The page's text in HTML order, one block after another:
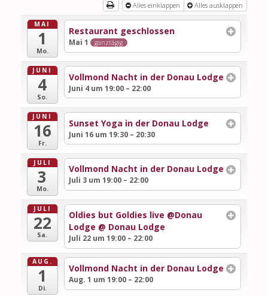
Alles einklappen Alles ausklappen
MAI
1
Mo.
Restaurant geschlossen
Mai 1 ganztägig
JUNI
4
So.
Vollmond Nacht in der Donau Lodge
Juni 4 um 19:00 – 22:00
JUNI
16
Fr.
Sunset Yoga in der Donau Lodge
Juni 16 um 19:30 – 20:30
JULI
3
Mo.
Vollmond Nacht in der Donau Lodge
Juli 3 um 19:00 – 22:00
JULI
22
Sa.
Oldies but Goldies live @Donau
Lodge @ Donau Lodge
Juli 22 um 19:00 – 22:00
AUG.
1
Di.
Vollmond Nacht in der Donau Lodge
Aug. 1 um 19:00 – 22:00